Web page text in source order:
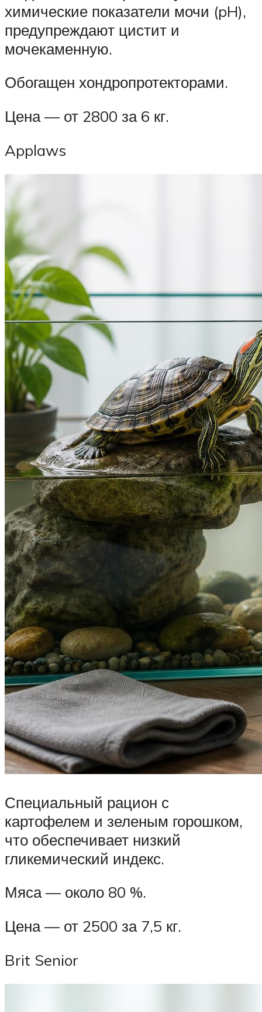
химические показатели мочи (pH),
предупреждают цистит и
мочекаменную.
Обогащен хондропротекторами.
Цена — от 2800 за 6 кг.
Applaws
Специальный рацион с
картофелем и зеленым горошком,
что обеспечивает низкий
гликемический индекс.
Мяса — около 80 %.
Цена — от 2500 за 7,5 кг.
Brit Senior